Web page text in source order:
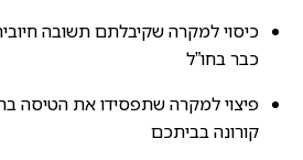
כיסוי למקרה שקיבלתם תשובה
כבר בחו”ל
פיצוי למקרה שתפסידו את הטיסה
קורונה בביתכם